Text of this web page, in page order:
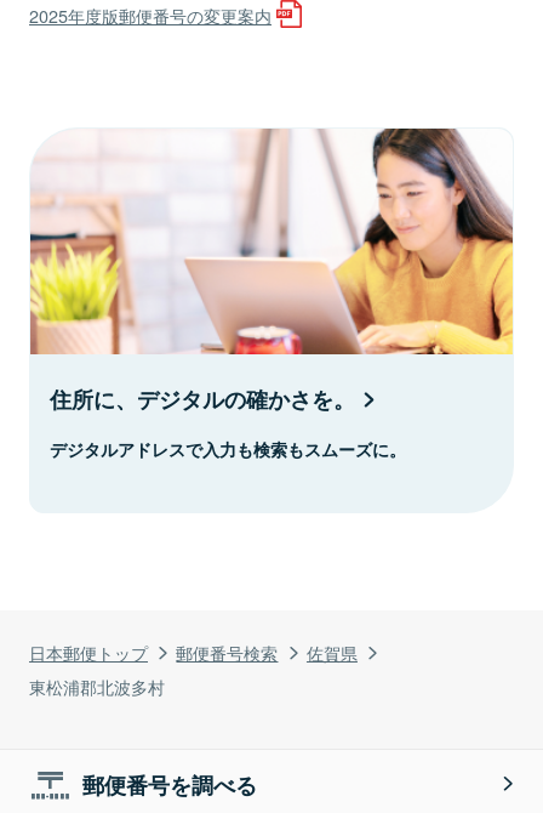
日本郵便トップ 郵便番号検索
佐賀県
東松浦郡北波多村
2025年度版郵便番号の変更案内
住所に、デジタルの確かさを。
デジタルアドレスで入力も検索もスムーズに。
郵便番号を調べる